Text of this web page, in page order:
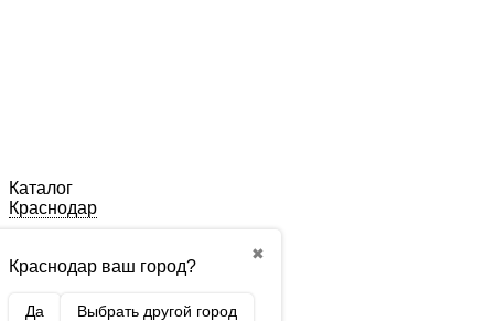
Каталог
Краснодар
✖
Краснодар ваш город?
Да Выбрать другой город